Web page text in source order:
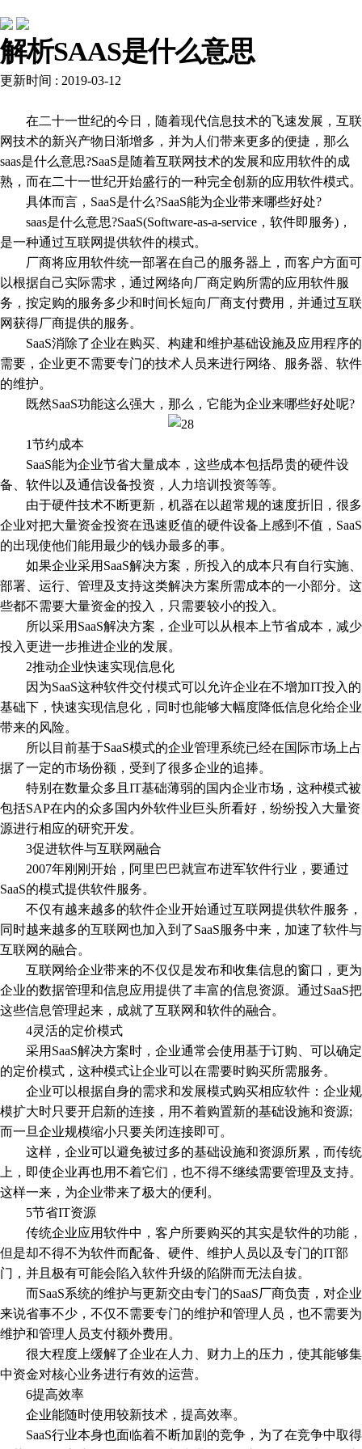
解析SAAS是什么意思
更新时间 : 2019-03-12
在二十一世纪的今日，随着现代信息技术的飞速发展，互联
网技术的新兴产物日渐增多，并为人们带来更多的便捷，那么
saas是什么意思?SaaS是随着互联网技术的发展和应用软件的成
熟，而在二十一世纪开始盛行的一种完全创新的应用软件模式。
具体而言，SaaS是什么?SaaS能为企业带来哪些好处?
saas是什么意思?SaaS(Software-as-a-service，软件即服务)，
是一种通过互联网提供软件的模式。
厂商将应用软件统一部署在自己的服务器上，而客户方面可
以根据自己实际需求，通过网络向厂商定购所需的应用软件服
务，按定购的服务多少和时间长短向厂商支付费用，并通过互联
网获得厂商提供的服务。
SaaS消除了企业在购买、构建和维护基础设施及应用程序的
需要，企业更不需要专门的技术人员来进行网络、服务器、软件
的维护。
既然SaaS功能这么强大，那么，它能为企业来哪些好处呢?
1节约成本
SaaS能为企业节省大量成本，这些成本包括昂贵的硬件设
备、软件以及通信设备投资，人力培训投资等等。
由于硬件技术不断更新，机器在以超常规的速度折旧，很多
企业对把大量资金投资在迅速贬值的硬件设备上感到不值，SaaS
的出现使他们能用最少的钱办最多的事。
如果企业采用SaaS解决方案，所投入的成本只有自行实施、
部署、运行、管理及支持这类解决方案所需成本的一小部分。这
些都不需要大量资金的投入，只需要较小的投入。
所以采用SaaS解决方案，企业可以从根本上节省成本，减少
投入更进一步推进企业的发展。
2推动企业快速实现信息化
因为SaaS这种软件交付模式可以允许企业在不增加IT投入的
基础下，快速实现信息化，同时也能够大幅度降低信息化给企业
带来的风险。
所以目前基于SaaS模式的企业管理系统已经在国际市场上占
据了一定的市场份额，受到了很多企业的追捧。
特别在数量众多且IT基础薄弱的国内企业市场，这种模式被
包括SAP在内的众多国内外软件业巨头所看好，纷纷投入大量资
源进行相应的研究开发。
3促进软件与互联网融合
2007年刚刚开始，阿里巴巴就宣布进军软件行业，要通过
SaaS的模式提供软件服务。
不仅有越来越多的软件企业开始通过互联网提供软件服务，
同时越来越多的互联网也加入到了SaaS服务中来，加速了软件与
互联网的融合。
互联网给企业带来的不仅仅是发布和收集信息的窗口，更为
企业的数据管理和信息应用提供了丰富的信息资源。通过SaaS把
这些信息管理起来，成就了互联网和软件的融合。
4灵活的定价模式
采用SaaS解决方案时，企业通常会使用基于订购、可以确定
的定价模式，这种模式让企业可以在需要时购买所需服务。
企业可以根据自身的需求和发展模式购买相应软件：企业规
模扩大时只要开启新的连接，用不着购置新的基础设施和资源;
而一旦企业规模缩小只要关闭连接即可。
这样，企业可以避免被过多的基础设施和资源所累，而传统
上，即使企业再也用不着它们，也不得不继续需要管理及支持。
这样一来，为企业带来了极大的便利。
5节省IT资源
传统企业应用软件中，客户所要购买的其实是软件的功能，
但是却不得不为软件而配备、硬件、维护人员以及专门的IT部
门，并且极有可能会陷入软件升级的陷阱而无法自拔。
而SaaS系统的维护与更新交由专门的SaaS厂商负责，对企业
来说省事不少，不仅不需要专门的维护和管理人员，也不需要为
维护和管理人员支付额外费用。
很大程度上缓解了企业在人力、财力上的压力，使其能够集
中资金对核心业务进行有效的运营。
6提高效率
企业能随时使用较新技术，提高效率。
SaaS行业本身也面临着不断加剧的竞争，为了在竞争中取得